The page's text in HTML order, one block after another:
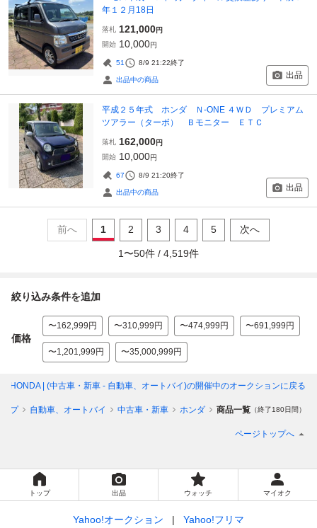
年１２月18日
落札 121,000円
開始 10,000円
51 8/9 21:22終了
出品中の商品 出品
平成２５年式 ホンダ Ｎ-ONE ４ＷＤ プレミアム
ツアラー（ターボ） Ｂモニター ＥＴＣ
落札 162,000円
開始 10,000円
67 8/9 21:20終了
出品中の商品 出品
前へ 1 2 3 4 5 次へ
1 〜50件 / 4,519件
絞り込み条件を追加
価格
〜162,999円 〜310,999円 〜474,999円 〜691,999円
〜1,201,999円 〜35,000,999円
HONDA | (中古車・新車 - 自動車、オートバイ)の開催中のオークションに戻る
プ 自動車、オートバイ 中古車・新車 ホンダ 商品一覧 （終了180日間）
ページトップへ
トップ 出品 ウォッチ マイオク
Yahoo!オークション Yahoo!フリマ